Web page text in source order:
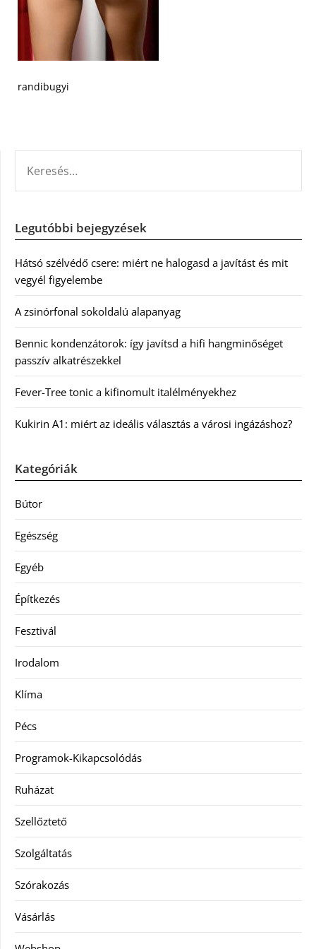
randibugyi
Legutóbbi bejegyzések
Hátsó szélvédő csere: miért ne halogasd a javítást és mit
vegyél figyelembe
A zsinórfonal sokoldalú alapanyag
Bennic kondenzátorok: így javítsd a hifi hangminőséget
passzív alkatrészekkel
Fever-Tree tonic a kifinomult italélményekhez
Kukirin A1: miért az ideális választás a városi ingázáshoz?
Kategóriák
Bútor
Egészség
Egyéb
Építkezés
Fesztivál
Irodalom
Klíma
Pécs
Programok-Kikapcsolódás
Ruházat
Szellőztető
Szolgáltatás
Szórakozás
Vásárlás